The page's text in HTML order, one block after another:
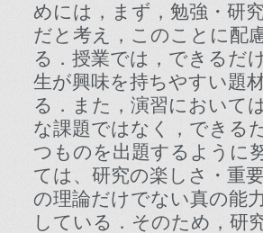
めには，まず，勉強・研
だと考え，このことに配
る．授業では，できるだ
生が興味を持ちやすい題
る．また，演習において
な課題ではなく，できる
つものを出題するように
ては、研究の楽しさ・重
の理論だけでない真の能
している．そのため，研